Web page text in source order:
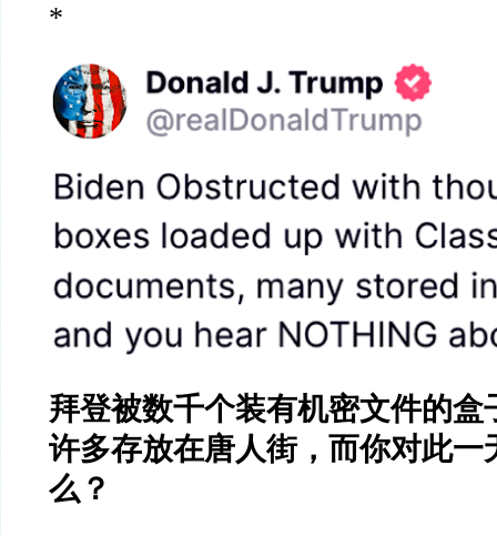
*
拜登被数千个装有机密文件的盒
许多存放在唐人街，而你对此一
么？